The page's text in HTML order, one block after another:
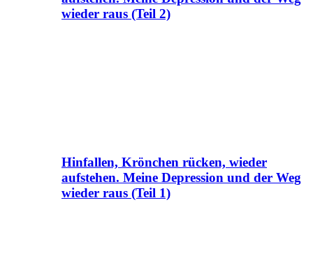
wieder raus (Teil 2)
Hinfallen, Krönchen rücken, wieder
aufstehen. Meine Depression und der Weg
wieder raus (Teil 1)